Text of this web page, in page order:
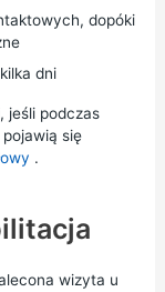
dopóki
dni
jeśli podczas
się
.
wizyta u